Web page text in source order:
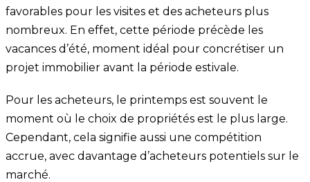
favorables pour les visites et des acheteurs plus
nombreux. En effet, cette période précède les
vacances d’été, moment idéal pour concrétiser un
projet immobilier avant la période estivale.
Pour les acheteurs, le printemps est souvent le
moment où le choix de propriétés est le plus large.
Cependant, cela signifie aussi une compétition
accrue, avec davantage d’acheteurs potentiels sur le
marché.